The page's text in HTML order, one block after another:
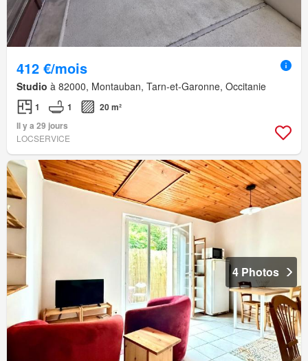
412 €/mois
Studio à 82000, Montauban, Tarn-et-Garonne, Occitanie
1 1
20 m²
Il y a 29 jours
LOCSERVICE
4 Photos